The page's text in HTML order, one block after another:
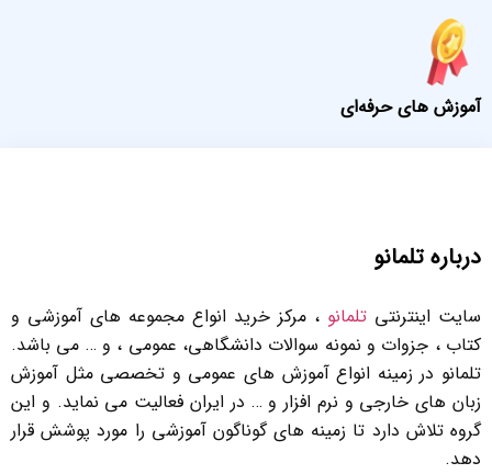
آموزش های حرفه‌ای
درباره تلمانو
سایت اینترنتی تلمانو ، مرکز خرید انواع مجموعه های آموزشی و
کتاب ، جزوات و نمونه سوالات دانشگاهی، عمومی ، و … می باشد.
تلمانو در زمینه انواع آموزش های عمومی و تخصصی مثل آموزش
زبان های خارجی و نرم افزار و … در ایران فعالیت می نماید. و این
گروه تلاش دارد تا زمینه های گوناگون آموزشی را مورد پوشش قرار
دهد.